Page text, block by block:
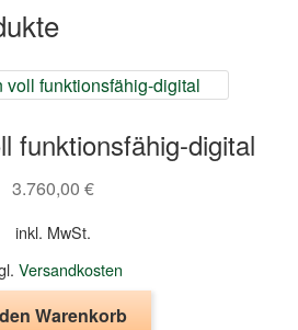
funktionsfähig-digital
3.760,00 €
inkl. MwSt.
Versandkosten
Warenkorb